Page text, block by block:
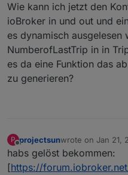
Wie kann ich jetzt den
ioBroker in und out und
es dynamisch ausgelesen
NumberofLastTrip in in
es da eine Funktion das
zu generieren?
P
Offline
projectsunwrote on Jan 21,
last edited by
habs gelöst bekommen:
[https://